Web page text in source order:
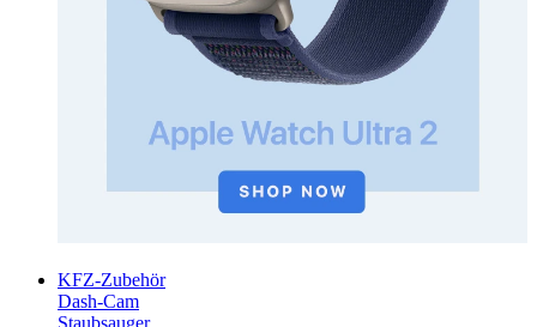
KFZ-Zubehör
Dash-Cam
Staubsauger